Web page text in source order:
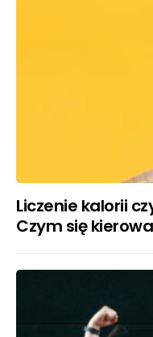
Liczenie kalorii
Czym się